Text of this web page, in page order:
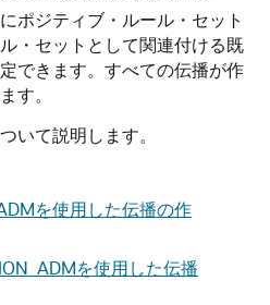
ポジティブ・ルール・セット
・セットとして関連付ける既
できます。すべての伝播が作
す。
いて説明します。
を使用した伝播の作
を使用した伝播